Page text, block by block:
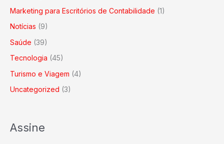
Marketing para Escritórios de Contabilidade (1)
Notícias (9)
Saúde (39)
Tecnologia (45)
Turismo e Viagem (4)
Uncategorized (3)
Assine